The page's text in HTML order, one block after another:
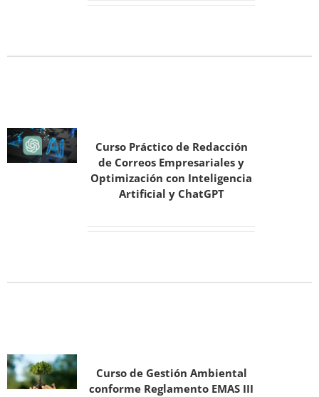
Curso Práctico de Redacción
de Correos Empresariales y
Optimización con Inteligencia
Artificial y ChatGPT
Curso de Gestión Ambiental
conforme Reglamento EMAS III